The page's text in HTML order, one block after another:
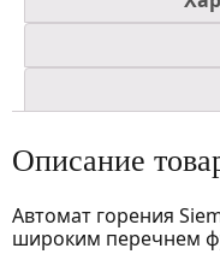
Описание
Автомат горения
широким перечнем